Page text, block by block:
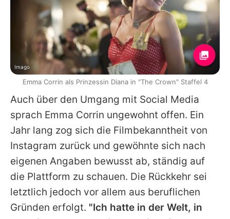
Auch über den Umgang mit Social Media
sprach Emma Corrin ungewohnt offen. Ein
Jahr lang zog sich die Filmbekanntheit von
Instagram zurück und gewöhnte sich nach
eigenen Angaben bewusst ab, ständig auf
die Plattform zu schauen. Die Rückkehr sei
letztlich jedoch vor allem aus beruflichen
Gründen erfolgt. "Ich hatte in der Welt, in
Imago
Emma Corrin als Prinzessin Diana in "The Crown" Staffel 4